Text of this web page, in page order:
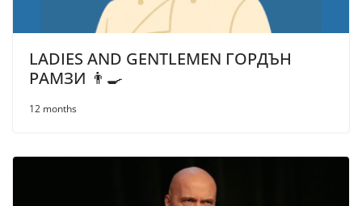
LADIES AND GENTLEMEN ГОРДЪН
РАМЗИ 👨‍🍳
12 months